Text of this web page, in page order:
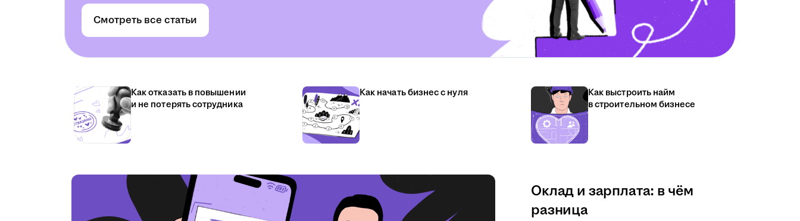
Смотреть все статьи
Как отказать в повышении
и не потерять сотрудника
Как начать бизнес с нуля
Как выстроить найм
в строительном бизнесе
Оклад и зарплата: в чём
разница